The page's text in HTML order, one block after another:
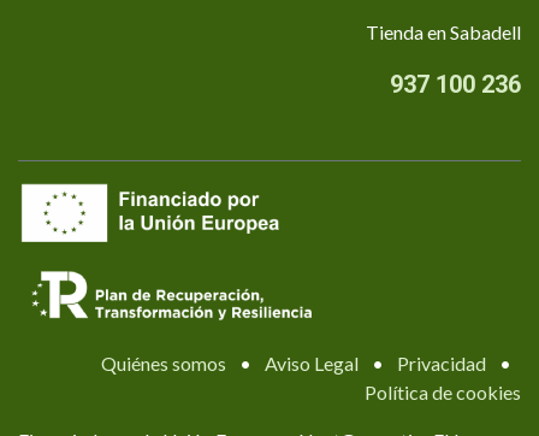
Tienda en Sabadell
937 100 236
Quiénes somos • Aviso Legal • Privacidad
•
Política de cookies